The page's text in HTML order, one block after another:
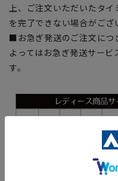
上、ご注文いただいたタ
を完了できない場合がござ
■お急ぎ発送のご注文につ
よってはお急ぎ発送サー
す。